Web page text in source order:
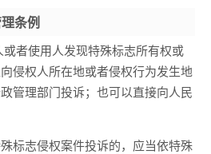
条例
者使用人发现特殊标志所有权或
侵权人所在地或者侵权行为发生地
管理部门投诉；也可以直接向人民
标志侵权案件投诉的，应当依特殊